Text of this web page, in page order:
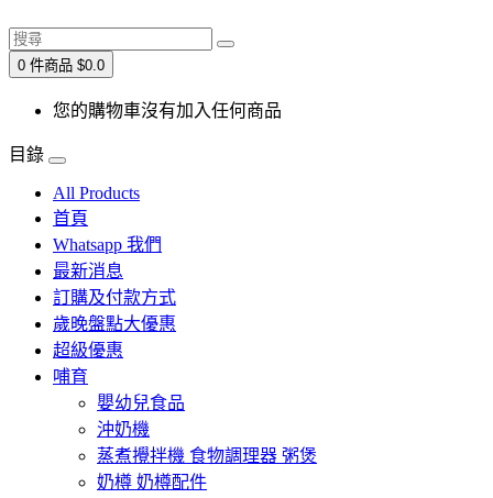
0 件商品 $0.0
您的購物車沒有加入任何商品
目錄
All Products
首頁
Whatsapp 我們
最新消息
訂購及付款方式
歲晚盤點大優惠
超級優惠
哺育
嬰幼兒食品
沖奶機
蒸煮攪拌機 食物調理器 粥煲
奶樽 奶樽配件